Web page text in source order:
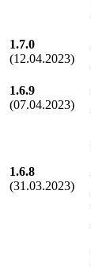
1.7.0
(12.04.2023)
1.6.9
(07.04.2023)
1.6.8
(31.03.2023)